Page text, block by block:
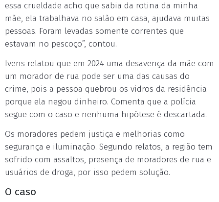
essa crueldade acho que sabia da rotina da minha
mãe, ela trabalhava no salão em casa, ajudava muitas
pessoas. Foram levadas somente correntes que
estavam no pescoço”, contou.
Ivens relatou que em 2024 uma desavença da mãe com
um morador de rua pode ser uma das causas do
crime, pois a pessoa quebrou os vidros da residência
porque ela negou dinheiro. Comenta que a polícia
segue com o caso e nenhuma hipótese é descartada.
Os moradores pedem justiça e melhorias como
segurança e iluminação. Segundo relatos, a região tem
sofrido com assaltos, presença de moradores de rua e
usuários de droga, por isso pedem solução.
O caso